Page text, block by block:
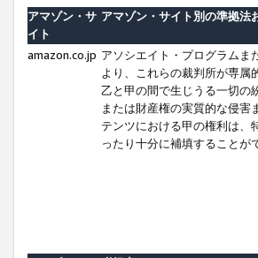
アマゾン・サ
イト
アマゾン・サイト別の準拠法
amazon.co.jp アソシエイト・プログラムま
より、これらの裁判所が専
乙と甲の間で生じうる一切の
または財産権の実質的な侵
テンツにおける甲の権利は、
ったり十分に補填することが